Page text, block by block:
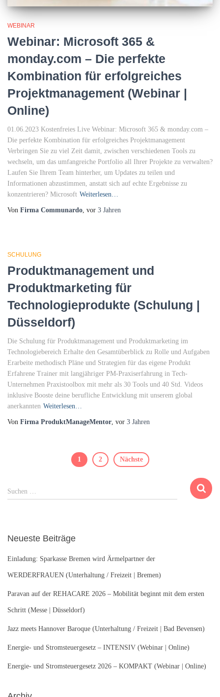
WEBINAR
Webinar: Microsoft 365 &
monday.com – Die perfekte
Kombination für erfolgreiches
Projektmanagement (Webinar |
Online)
01.06.2023 Kostenfreies Live Webinar: Microsoft 365 & monday.com –
Die perfekte Kombination für erfolgreiches Projektmanagement
Verbringen Sie zu viel Zeit damit, zwischen verschiedenen Tools zu
wechseln, um das umfangreiche Portfolio all Ihrer Projekte zu verwalten?
Laufen Sie Ihrem Team hinterher, um Updates zu teilen und
Informationen abzustimmen, anstatt sich auf echte Ergebnisse zu
konzentrieren? Microsoft Weiterlesen…
Von Firma Communardo, vor 3 Jahren
SCHULUNG
Produktmanagement und
Produktmarketing für
Technologieprodukte (Schulung |
Düsseldorf)
Die Schulung für Produktmanagement und Produktmarketing im
Technologiebereich Erhalte den Gesamtüberblick zu Rolle und Aufgaben
Erarbeite methodisch Pläne und Strategien für das eigene Produkt
Erfahrene Trainer mit langjähriger PM-Praxiserfahrung in Tech-
Unternehmen Praxistoolbox mit mehr als 30 Tools und 40 Std. Videos
inklusive Booste deine berufliche Entwicklung mit unserem global
anerkannten Weiterlesen…
Von Firma ProduktManageMentor, vor 3 Jahren
Beitragsnavigation
1 2 Nächste
S
u
n
a
c
:
Suchen …
Neueste Beiträge
Einladung: Sparkasse Bremen wird Ärmelpartner der
WERDERFRAUEN (Unterhaltung / Freizeit | Bremen)
Paravan auf der REHACARE 2026 – Mobilität beginnt mit dem ersten
Schritt (Messe | Düsseldorf)
Jazz meets Hannover Baroque (Unterhaltung / Freizeit | Bad Bevensen)
Energie- und Stromsteuergesetz – INTENSIV (Webinar | Online)
Energie- und Stromsteuergesetz 2026 – KOMPAKT (Webinar | Online)